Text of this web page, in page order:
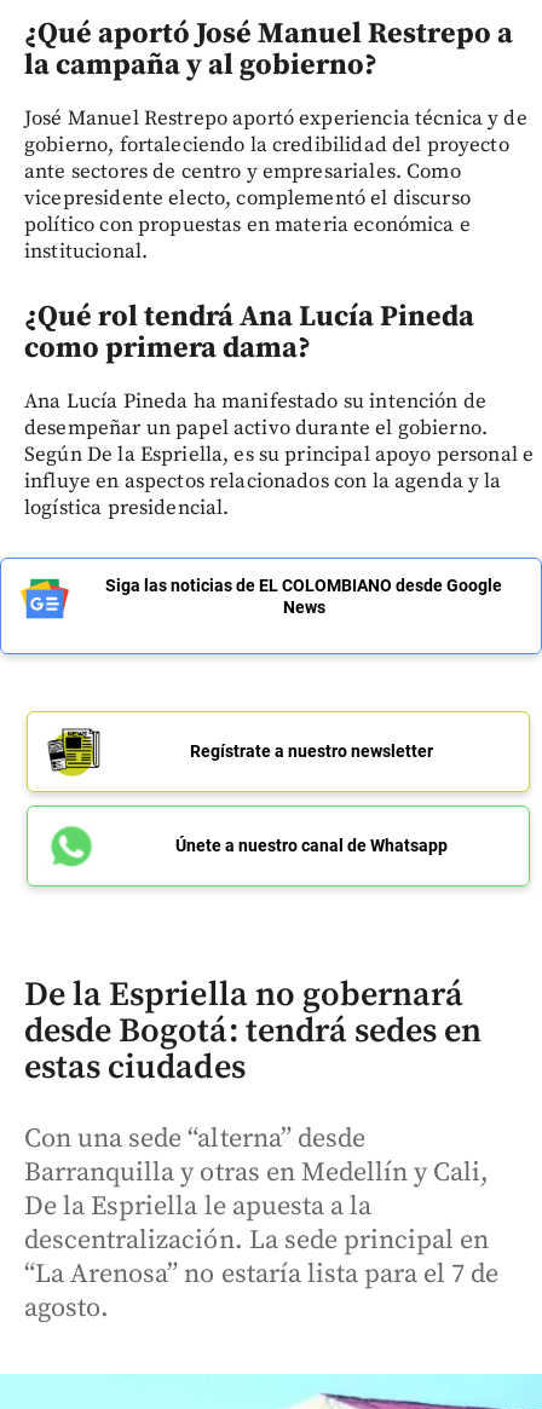
¿Qué aportó José Manuel Restrepo a
la campaña y al gobierno?
José Manuel Restrepo aportó experiencia técnica y de
gobierno, fortaleciendo la credibilidad del proyecto
ante sectores de centro y empresariales. Como
vicepresidente electo, complementó el discurso
político con propuestas en materia económica e
institucional.
¿Qué rol tendrá Ana Lucía Pineda
como primera dama?
Ana Lucía Pineda ha manifestado su intención de
desempeñar un papel activo durante el gobierno.
Según De la Espriella, es su principal apoyo personal e
influye en aspectos relacionados con la agenda y la
logística presidencial.
Siga las noticias de EL COLOMBIANO desde Google
News
Regístrate a nuestro newsletter
Únete a nuestro canal de Whatsapp
De la Espriella no gobernará
desde Bogotá: tendrá sedes en
estas ciudades
Con una sede “alterna” desde
Barranquilla y otras en Medellín y Cali,
De la Espriella le apuesta a la
descentralización. La sede principal en
“La Arenosa” no estaría lista para el 7 de
agosto.